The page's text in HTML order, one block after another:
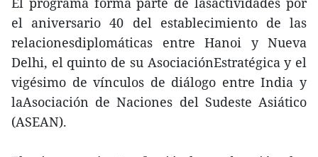
el aniversario 40 del establecimiento de las
relacionesdiplomáticas entre Hanoi y Nueva
Delhi, el quinto de su AsociaciónEstratégica y el
vigésimo de vínculos de diálogo entre India y
laAsociación de Naciones del Sudeste Asiático
(ASEAN).